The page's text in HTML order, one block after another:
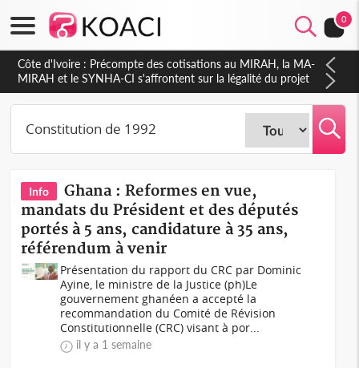
0
Côte d'Ivoire : Précompte des cotisations au MIRAH, la MA-
MIRAH et le SYNHA-CI s'affrontent sur la légalité du projet
Info
Ghana : Reformes en vue,
mandats du Président et des députés
portés à 5 ans, candidature à 35 ans,
référendum à venir
Présentation du rapport du CRC par Dominic
Ayine, le ministre de la Justice (ph)Le
gouvernement ghanéen a accepté la
recommandation du Comité de Révision
Constitutionnelle (CRC) visant à por...
il y a 1 semaine